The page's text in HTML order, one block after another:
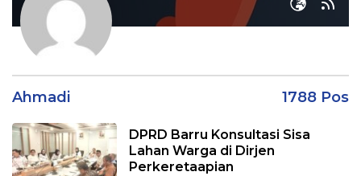
Ahmadi 1788 Pos
DPRD Barru Konsultasi Sisa
Lahan Warga di Dirjen
Perkeretaapian